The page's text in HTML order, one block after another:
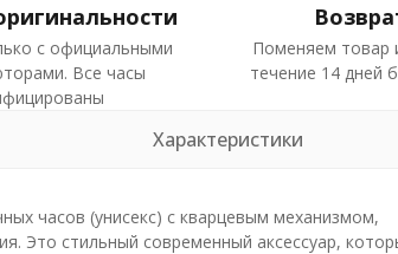
с официальными
Все часы
Поменяем товар
течение 14 дней
Характеристики
часов (унисекс) с кварцевым механизмом,
Это стильный современный аксессуар,